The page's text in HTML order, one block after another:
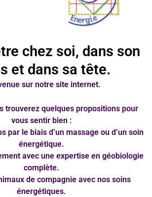
chez soi, dans son
et dans sa tête.
sur notre site internet.
trouverez quelques propositions pour
vous sentir bien :
par le biais d’un massage ou d’un soin
énergétique.
avec une expertise en géobiologie
complète.
de compagnie avec nos soins
énergétiques.